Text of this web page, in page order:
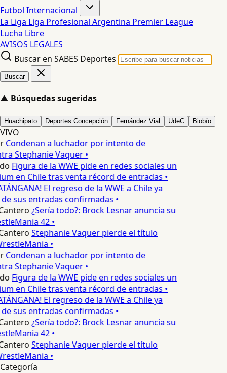
Futbol Internacional
La Liga Liga Profesional Argentina Premier League
Lucha Libre
AVISOS LEGALES
Buscar en SABES Deportes
Buscar
▲ Búsquedas sugeridas
Huachipato Deportes Concepción Fernández Vial UdeC Biobío
VIVO
Condenan a luchador por intento de
Stephanie Vaquer •
Figura de la WWE pide en redes sociales un
en Chile tras venta récord de entradas •
El regreso de la WWE a Chile ya
sus entradas confirmadas •
¿Sería todo?: Brock Lesnar anuncia su
42 •
Stephanie Vaquer pierde el título
•
Condenan a luchador por intento de
Stephanie Vaquer •
Figura de la WWE pide en redes sociales un
en Chile tras venta récord de entradas •
El regreso de la WWE a Chile ya
sus entradas confirmadas •
¿Sería todo?: Brock Lesnar anuncia su
42 •
Stephanie Vaquer pierde el título
•
Categoría